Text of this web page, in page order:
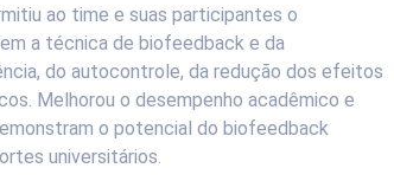
ao time e suas participantes o
a técnica de biofeedback e da
do autocontrole, da redução dos efeitos
Melhorou o desempenho acadêmico e
o potencial do biofeedback
universitários.